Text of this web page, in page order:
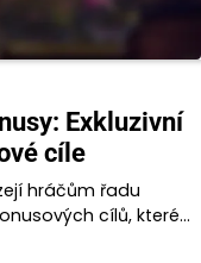
Exkluzivní
cíle
hráčům řadu
cílů, které…